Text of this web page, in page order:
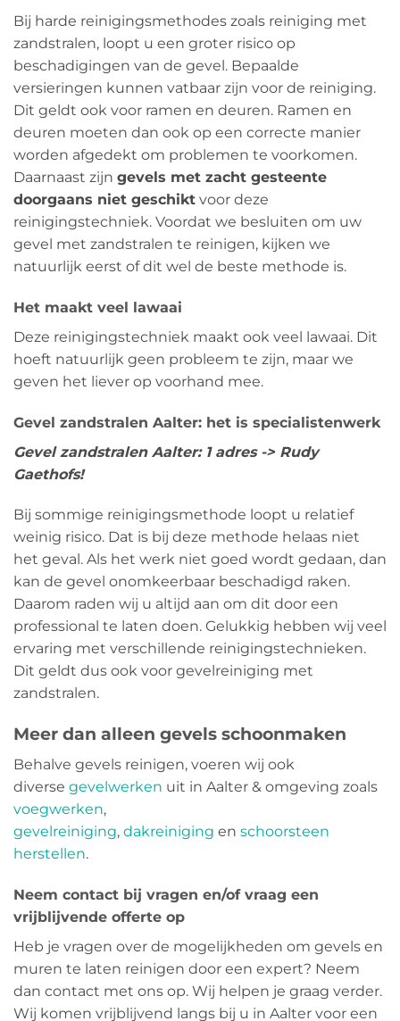
Bij harde reinigingsmethodes zoals reiniging met
zandstralen, loopt u een groter risico op
beschadigingen van de gevel. Bepaalde
versieringen kunnen vatbaar zijn voor de reiniging.
Dit geldt ook voor ramen en deuren. Ramen en
deuren moeten dan ook op een correcte manier
worden afgedekt om problemen te voorkomen.
Daarnaast zijn gevels met zacht gesteente
doorgaans niet geschikt voor deze
reinigingstechniek. Voordat we besluiten om uw
gevel met zandstralen te reinigen, kijken we
natuurlijk eerst of dit wel de beste methode is.
Het maakt veel lawaai
Deze reinigingstechniek maakt ook veel lawaai. Dit
hoeft natuurlijk geen probleem te zijn, maar we
geven het liever op voorhand mee.
Gevel zandstralen Aalter: het is specialistenwerk
Gevel zandstralen Aalter: 1 adres -> Rudy
Gaethofs!
Bij sommige reinigingsmethode loopt u relatief
weinig risico. Dat is bij deze methode helaas niet
het geval. Als het werk niet goed wordt gedaan, dan
kan de gevel onomkeerbaar beschadigd raken.
Daarom raden wij u altijd aan om dit door een
professional te laten doen. Gelukkig hebben wij veel
ervaring met verschillende reinigingstechnieken.
Dit geldt dus ook voor gevelreiniging met
zandstralen.
Meer dan alleen gevels schoonmaken
Behalve gevels reinigen, voeren wij ook
diverse gevelwerken uit in Aalter & omgeving zoals
voegwerken,
gevelreiniging, dakreiniging en schoorsteen
herstellen.
Neem contact bij vragen en/of vraag een
vrijblijvende offerte op
Heb je vragen over de mogelijkheden om gevels en
muren te laten reinigen door een expert? Neem
dan contact met ons op. Wij helpen je graag verder.
Wij komen vrijblijvend langs bij u in Aalter voor een